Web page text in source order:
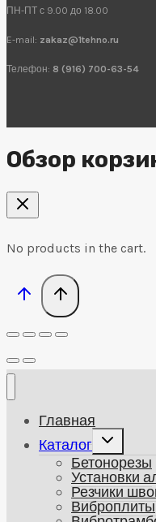
ПН-ПТ с 9.00 до 18.00
E-mail: zakaz@1tehno.ru
Телефон: 8 (916) 700-63-54
Обзор
No products in the cart.
Главная
Каталог
Развернуть
дочернее
меню
Бетонорезы
Установки
Резчики
Виброплиты